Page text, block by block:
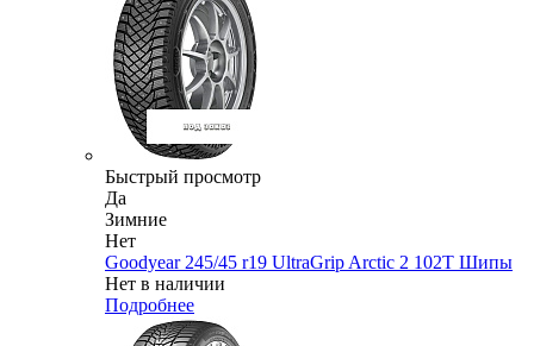
Быстрый просмотр
Да
Зимние
Нет
Goodyear 245/45 r19 UltraGrip Arctic 2 102T Шипы
Нет в наличии
Подробнее